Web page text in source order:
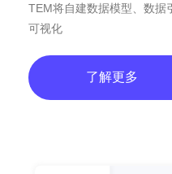
TEM将自建数据模型、数据
可视化
了解更多